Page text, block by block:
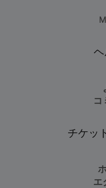
ヘ
コ
チケッ
エ